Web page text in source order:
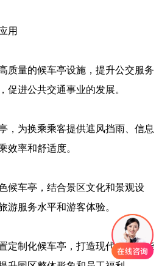
用
质量的候车亭设施，提升公交服务
促进公共交通事业的发展。
，为换乘乘客提供遮风挡雨、信息
效率和舒适度。
候车亭，结合景区文化和景观设
游服务水平和游客体验。
定制化候车亭，打造现代化、智能